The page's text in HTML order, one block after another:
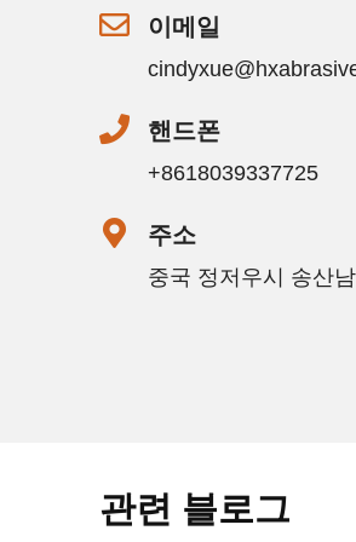
이메일
핸드폰
+8618039337725
주소
중국 정저우시 송산
관련 블로그